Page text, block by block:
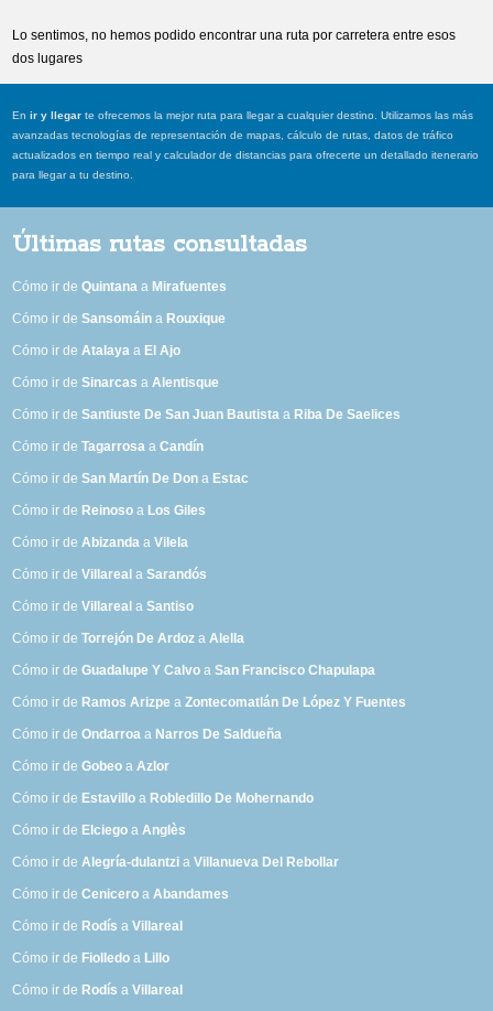
Lo sentimos, no hemos podido encontrar una ruta por carretera entre esos
dos lugares
Enir y llegar te ofrecemos la mejor ruta para llegar a cualquier destino. Utilizamos las más
avanzadas tecnologías de representación de mapas, cálculo de rutas, datos de tráfico
actualizados en tiempo real y calculador de distancias para ofrecerte un detallado itenerario
para llegar a tu destino.
Últimas rutas consultadas
Cómo ir deQuintana a Mirafuentes
Cómo ir deSansomáin a Rouxique
Cómo ir deAtalaya a El Ajo
Cómo ir deSinarcas aAlentisque
Cómo ir deSantiuste De San Juan Bautista a Riba De Saelices
Cómo ir deTagarrosa aCandín
Cómo ir deSan Martín De Don a Estac
Cómo ir de Reinoso a Los Giles
Cómo ir deAbizanda aVilela
Cómo ir deVillareal aSarandós
Cómo ir deVillareal aSantiso
Cómo ir deTorrejón De Ardoz aAlella
Cómo ir deGuadalupe Y Calvo aSan Francisco Chapulapa
Cómo ir de Ramos Arizpe aZontecomatlán De López Y Fuentes
Cómo ir deOndarroa a Narros De Saldueña
Cómo ir deGobeo aAzlor
Cómo ir de Estavillo a Robledillo De Mohernando
Cómo ir de Elciego aAnglès
Cómo ir deAlegría-dulantzi aVillanueva Del Rebollar
Cómo ir deCenicero aAbandames
Cómo ir de Rodís aVillareal
Cómo ir de Fiolledo a Lillo
Cómo ir de Rodís aVillareal